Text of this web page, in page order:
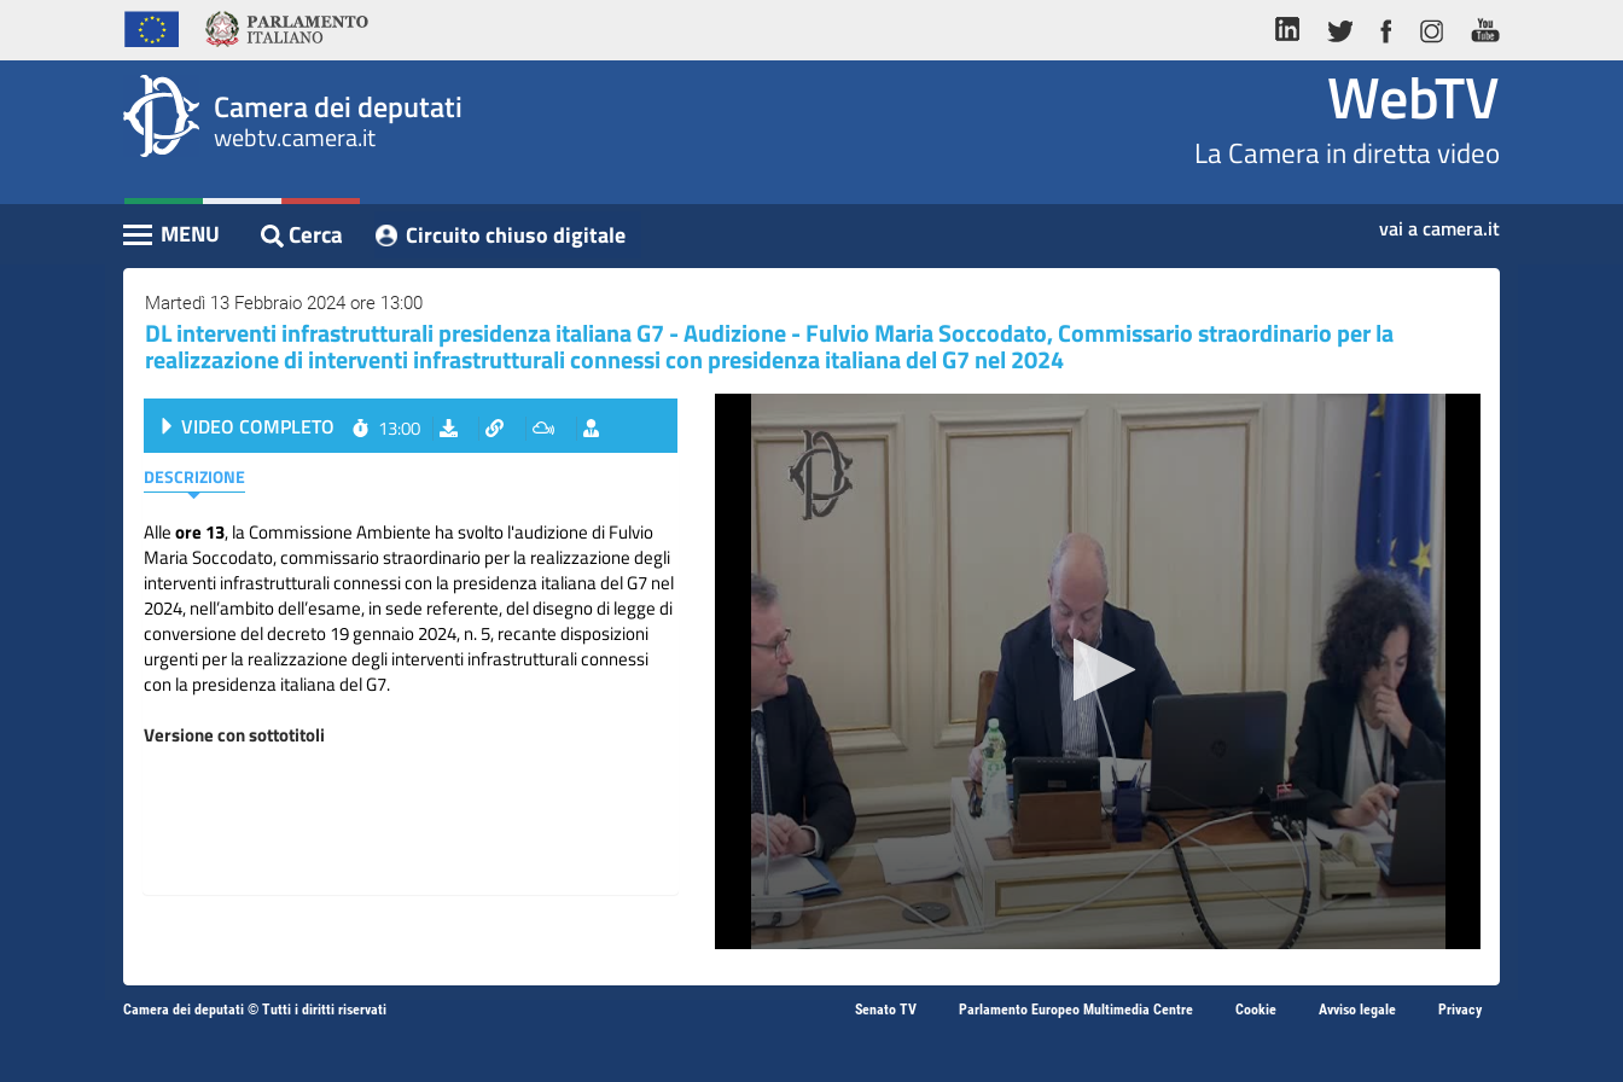
contenuto
WebTV
Camera
Deputati
menu
Camera dei deputati
webtv.camera.it WebTV
La Camera in diretta video
MENU
Home
Assemblea
Presidente
Eventi
Stampa
Cerca
Circuito
chiuso
digitale
Cerca Circuito chiuso digitale vai a camera.it
Contenuto
Martedì 13 Febbraio 2024 ore 13:00
DL interventi infrastrutturali presidenza italiana G7 - Audizione - Fulvio Maria Soccodato, Commissario straordinario per la
realizzazione di interventi infrastrutturali connessi con presidenza italiana del G7 nel 2024
VIDEO COMPLETO 13:00
DESCRIZIONE
Alleore 13, la Commissione Ambiente ha svolto l'audizione di Fulvio
Maria Soccodato, commissario straordinario per la realizzazione degli
interventi infrastrutturali connessi con la presidenza italiana del G7 nel
2024, nell’ambito dell’esame, in sede referente, del disegno di legge di
conversione del decreto 19 gennaio 2024, n. 5, recante disposizioni
urgenti per la realizzazione degli interventi infrastrutturali connessi
con la presidenza italiana del G7.
Versione con sottotitoli
Altri
Senato TV Parlamento Europeo Multimedia Centre Cookie Avviso legale Privacy
Camera dei deputati © Tutti i diritti riservati